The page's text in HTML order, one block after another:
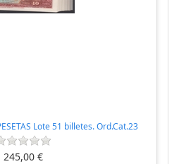
Lote 51 billetes. Ord.Cat.23
245,00 €